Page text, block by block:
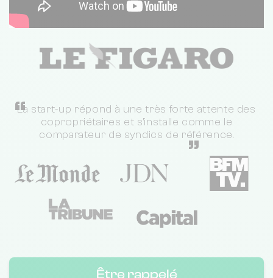
“
La start-up répond à une très forte attente des
copropriétaires et s'installe comme le
comparateur de syndics de référence.
”
Être rappelé